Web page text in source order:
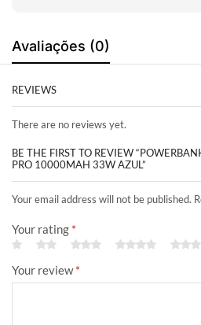
Avaliações (0)
REVIEWS
There are no reviews yet.
BE THE FIRST TO REVIEW
PRO 10000MAH 33W AZUL”
Your email address will not be published.
Your rating *
Your review*